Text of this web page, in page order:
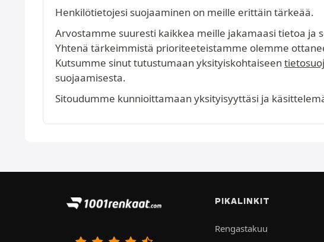
Henkilötietojesi suojaaminen on meille erittäin tärkeää.
Arvostamme suuresti kaikkea meille jakamaasi tietoa ja
Yhtenä tärkeimmistä prioriteeteistamme olemme
Kutsumme sinut tutustumaan yksityiskohtaiseen
suojaamisesta.
Sitoudumme kunnioittamaan yksityisyyttäsi ja
PIKALINKIT
Rengastakuu